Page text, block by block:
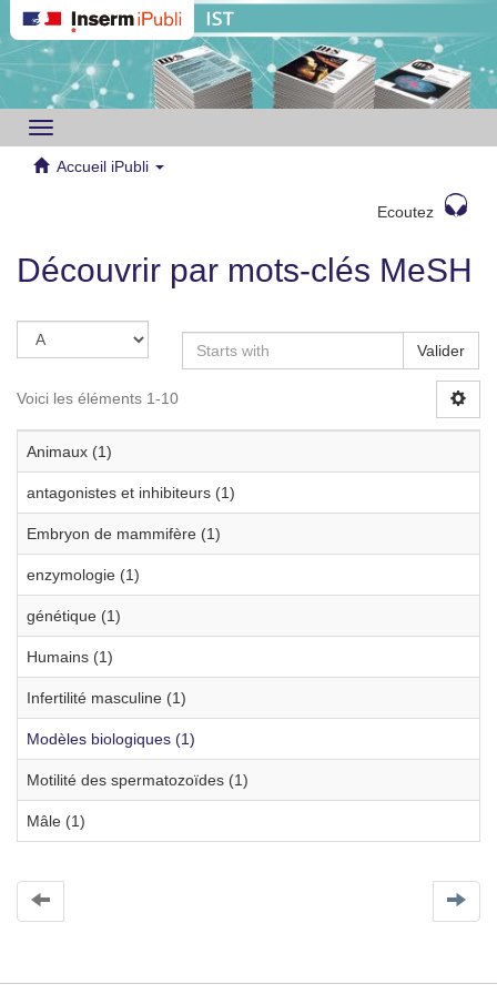
Toggle
navigation
Accueil iPubli
Ecoutez
Découvrir par mots-clés MeSH
Valider
Voici les éléments 1-10
Animaux (1)
antagonistes et inhibiteurs (1)
Embryon de mammifère (1)
enzymologie (1)
génétique (1)
Humains (1)
Infertilité masculine (1)
Modèles biologiques (1)
Motilité des spermatozoïdes (1)
Mâle (1)